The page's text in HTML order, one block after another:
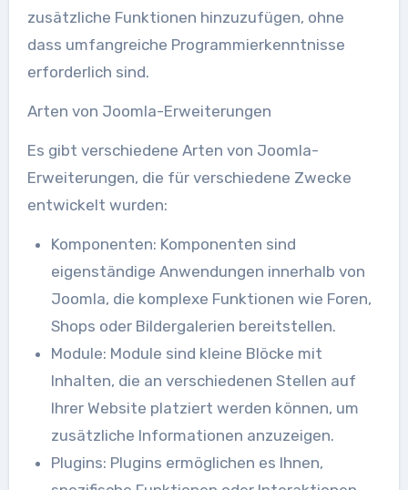
zusätzliche Funktionen hinzuzufügen, ohne
dass umfangreiche Programmierkenntnisse
erforderlich sind.
Arten von Joomla-Erweiterungen
Es gibt verschiedene Arten von Joomla-
Erweiterungen, die für verschiedene Zwecke
entwickelt wurden:
Komponenten: Komponenten sind
eigenständige Anwendungen innerhalb von
Joomla, die komplexe Funktionen wie Foren,
Shops oder Bildergalerien bereitstellen.
Module: Module sind kleine Blöcke mit
Inhalten, die an verschiedenen Stellen auf
Ihrer Website platziert werden können, um
zusätzliche Informationen anzuzeigen.
Plugins: Plugins ermöglichen es Ihnen,